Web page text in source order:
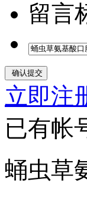
留言
立即注
已有帐
蛹虫草